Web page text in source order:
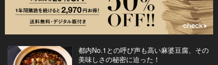
都内No.1との呼び声も高い麻婆豆腐、その
美味しさの秘密に迫った！